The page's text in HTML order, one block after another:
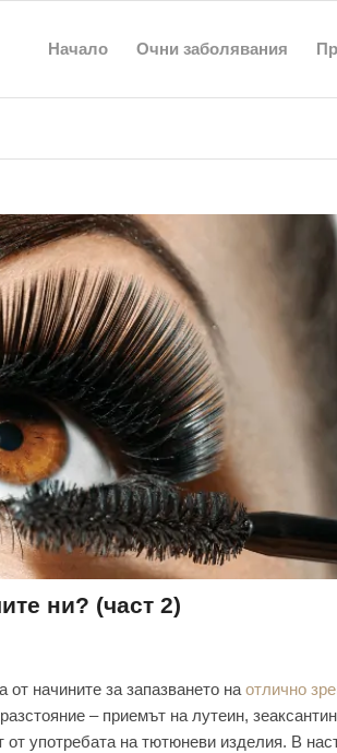
Начало Очни заболявания
ни? (част 2)
начините за запазването на отлично
– приемът на лутеин,
от употребата на тютюневи изделия. В